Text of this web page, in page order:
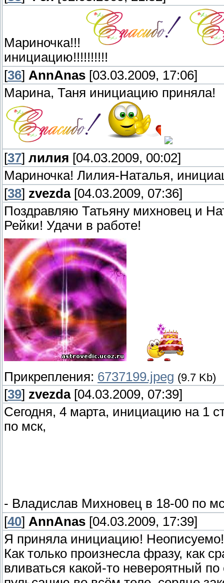
Мариночка!!!
инициацию!!!!!!!!!!
[36] AnnAnas [03.03.2009, 17:06]
Марина, Таня инициацию приняла!
[37] лилия [04.03.2009, 00:02]
Мариночка! Лилия-Наталья,
[38] zvezda[04.03.2009, 07:36]
Поздравляю Татьяну михновец и
Рейки! Удачи в работе!
Прикрепления: 6737199.jpeg (9.7 Kb)
[39] zvezda[04.03.2009, 07:39]
Сегодня, 4 марта, инициацию на 1
по мск,
- Владислав Михновец в 18-00 по
[40] AnnAnas [04.03.2009, 17:39]
Я приняла инициацию!
Как только произнесла фразу, как
вливаться какой-то невероятный